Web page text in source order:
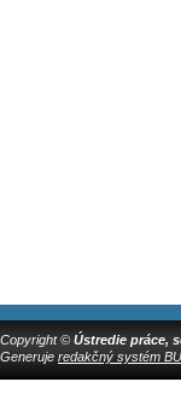
Copyright © Ústredie práce,
Generuje redakčný systém